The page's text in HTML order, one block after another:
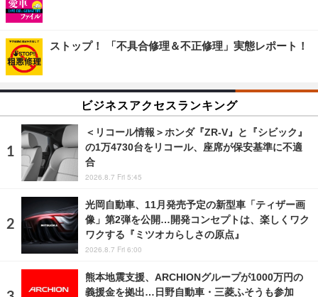
ストップ！ 「不具合修理＆不正修理」実態レポート！
ビジネスアクセスランキング
＜リコール情報＞ホンダ『ZR-V』と『シビック』
の1万4730台をリコール、座席が保安基準に不適
合
2026.8.7 Fri 5:45
光岡自動車、11月発売予定の新型車「ティザー画
像」第2弾を公開…開発コンセプトは、楽しくワク
ワクする『ミツオカらしさの原点』
2026.8.7 Fri 6:00
熊本地震支援、ARCHIONグループが1000万円の
義援金を拠出…日野自動車・三菱ふそうも参加